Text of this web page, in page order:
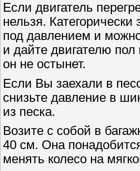
Если двигатель
нельзя.
под давлением и
и дайте двигателю
он не остынет.
Если Вы заехали в
снизьте давление в
из песка.
Возите с собой в
40 см. Она
менять колесо на